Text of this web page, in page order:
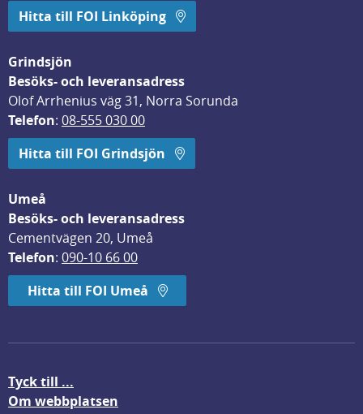
Hitta till FOI Linköping
Grindsjön
Besöks- och leveransadress
Olof Arrhenius väg 31, Norra Sorunda
Telefon: 08-555 030 00
Hitta till FOI Grindsjön
Umeå
Besöks- och leveransadress
Cementvägen 20, Umeå
Telefon: 090-10 66 00
Hitta till FOI Umeå
Tyck till ...
Om webbplatsen